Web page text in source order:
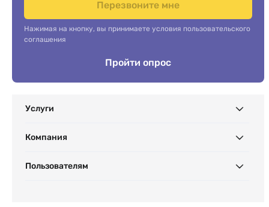
Перезвоните мне
Нажимая на кнопку, вы принимаете условия пользовательского
соглашения
Пройти опрос
Услуги
Компания
Пользователям